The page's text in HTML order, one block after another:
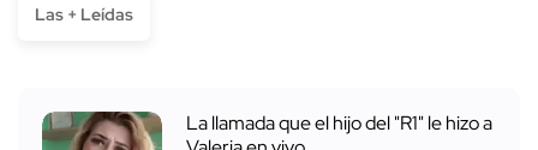
Las + Leídas
La llamada que el hijo del "R1" le hizo a